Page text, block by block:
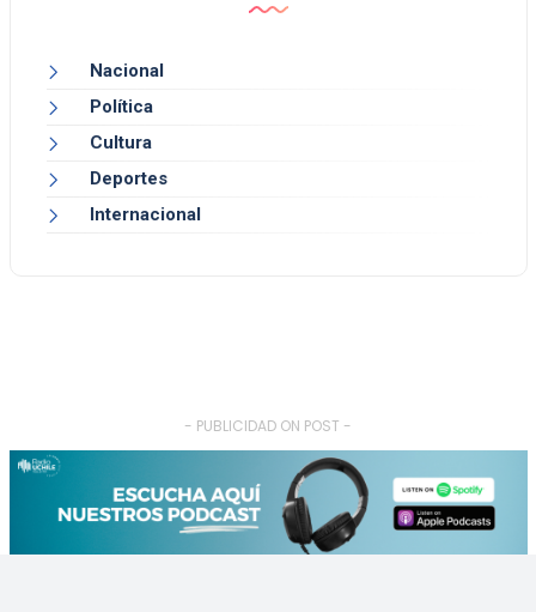
Nacional
Política
Cultura
Deportes
Internacional
- PUBLICIDAD ON POST -